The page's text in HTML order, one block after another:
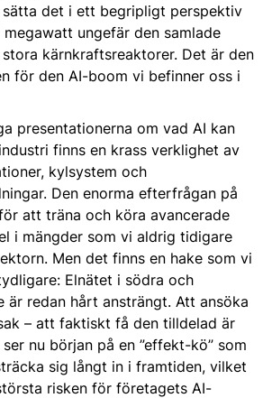
sätta det i ett begripligt perspektiv
ungefär den samlade
kärnkraftsreaktorer. Det är den
för den AI-boom vi befinner oss i
presentationerna om vad AI kan
finns en krass verklighet av
kylsystem och
Den enorma efterfrågan på
att träna och köra avancerade
i mängder som vi aldrig tidigare
Men det finns en hake som vi
Elnätet i södra och
är redan hårt ansträngt. Att ansöka
– att faktiskt få den tilldelad är
nu början på en ”effekt-kö” som
sig långt in i framtiden, vilket
risken för företagets AI-